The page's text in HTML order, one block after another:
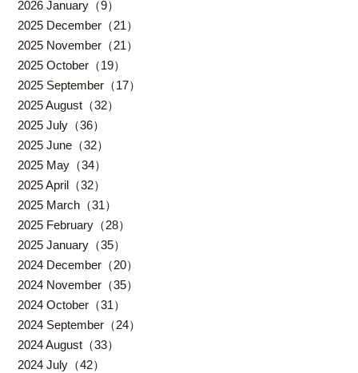
2026 January（9）
2025 December（21）
2025 November（21）
2025 October（19）
2025 September（17）
2025 August（32）
2025 July（36）
2025 June（32）
2025 May（34）
2025 April（32）
2025 March（31）
2025 February（28）
2025 January（35）
2024 December（20）
2024 November（35）
2024 October（31）
2024 September（24）
2024 August（33）
2024 July（42）